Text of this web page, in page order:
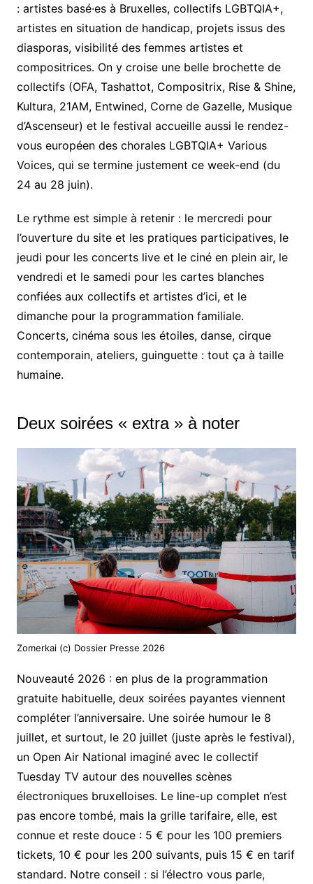
: artistes basé·es à Bruxelles, collectifs LGBTQIA+,
artistes en situation de handicap, projets issus des
diasporas, visibilité des femmes artistes et
compositrices. On y croise une belle brochette de
collectifs (OFA, Tashattot, Compositrix, Rise & Shine,
Kultura, 21AM, Entwined, Corne de Gazelle, Musique
d’Ascenseur) et le festival accueille aussi le rendez-
vous européen des chorales LGBTQIA+ Various
Voices, qui se termine justement ce week-end (du
24 au 28 juin).
Le rythme est simple à retenir : le mercredi pour
l’ouverture du site et les pratiques participatives, le
jeudi pour les concerts live et le ciné en plein air, le
vendredi et le samedi pour les cartes blanches
confiées aux collectifs et artistes d’ici, et le
dimanche pour la programmation familiale.
Concerts, cinéma sous les étoiles, danse, cirque
contemporain, ateliers, guinguette : tout ça à taille
humaine.
Deux soirées « extra » à noter
Zomerkai (c) Dossier Presse 2026
Nouveauté 2026 : en plus de la programmation
gratuite habituelle, deux soirées payantes viennent
compléter l’anniversaire. Une soirée humour le 8
juillet, et surtout, le 20 juillet (juste après le festival),
un Open Air National imaginé avec le collectif
Tuesday TV autour des nouvelles scènes
électroniques bruxelloises. Le line-up complet n’est
pas encore tombé, mais la grille tarifaire, elle, est
connue et reste douce : 5 € pour les 100 premiers
tickets, 10 € pour les 200 suivants, puis 15 € en tarif
standard. Notre conseil : si l’électro vous parle,